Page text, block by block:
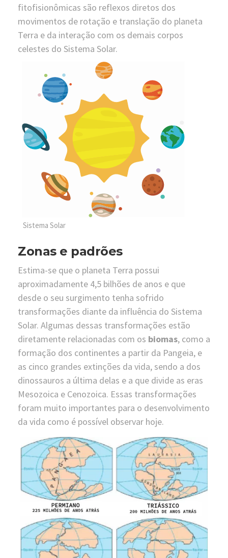
fitofisionômicas são reflexos diretos dos
movimentos de rotação e translação do planeta
Terra e da interação com os demais corpos
celestes do Sistema Solar.
Sistema Solar
Zonas e padrões
Estima-se que o planeta Terra possui
aproximadamente 4,5 bilhões de anos e que
desde o seu surgimento tenha sofrido
transformações diante da influência do Sistema
Solar. Algumas dessas transformações estão
diretamente relacionadas com os biomas, como a
formação dos continentes a partir da Pangeia, e
as cinco grandes extinções da vida, sendo a dos
dinossauros a última delas e a que divide as eras
Mesozoica e Cenozoica. Essas transformações
foram muito importantes para o desenvolvimento
da vida como é possível observar hoje.